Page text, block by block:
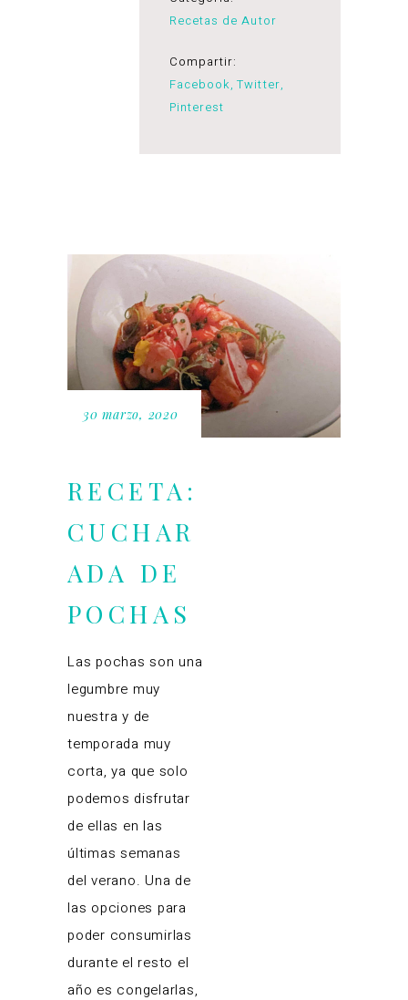
Recetas de Autor
Compartir:
Facebook Twitter
Pinterest
30 marzo, 2020
RECETA:
CUCHAR
ADA DE
POCHAS
Las pochas son una
legumbre muy
nuestra y de
temporada muy
corta, ya que solo
podemos disfrutar
de ellas en las
últimas semanas
del verano. Una de
las opciones para
poder consumirlas
durante el resto el
año es congelarlas,